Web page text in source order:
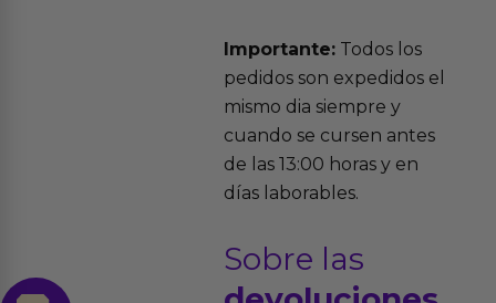
Importante:Todos los
pedidos son expedidos el
mismo dia siempre y
cuando se cursen antes
de las 13:00 horas y en
días laborables.
Sobre las